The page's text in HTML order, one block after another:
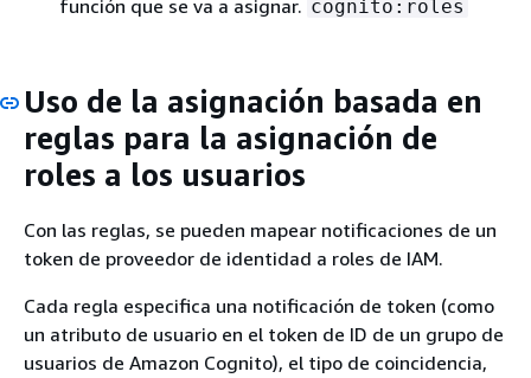
función que se va a asignar. cognito:roles
Uso de la asignación basada en
reglas para la asignación de
roles a los usuarios
Con las reglas, se pueden mapear notificaciones de un
token de proveedor de identidad a roles de IAM.
Cada regla especifica una notificación de token (como
un atributo de usuario en el token de ID de un grupo de
usuarios de Amazon Cognito), el tipo de coincidencia,